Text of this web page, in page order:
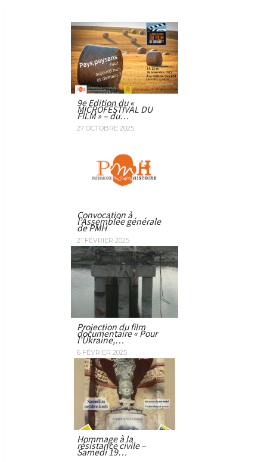
9e Edition du «
MICROFESTIVAL DU
FILM » – du…
27 OCTOBRE 2025
Convocation à
l’Assemblée générale
de PMH
21 FÉVRIER 2025
Projection du film
documentaire « Pour
l’Ukraine,…
6 FÉVRIER 2025
Hommage à la
résistance civile –
Samedi 19…